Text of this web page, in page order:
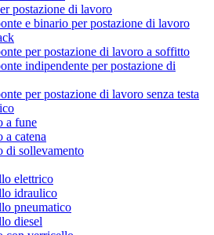
postazione di lavoro
e binario per postazione di lavoro
per postazione di lavoro a soffitto
indipendente per postazione di
per postazione di lavoro senza testa
a fune
a catena
di sollevamento
elettrico
idraulico
pneumatico
diesel